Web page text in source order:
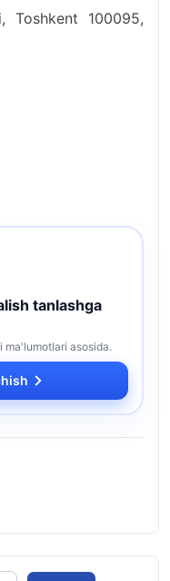
Тоshkent 100095,
tanlashga
ma'lumotlari asosida.